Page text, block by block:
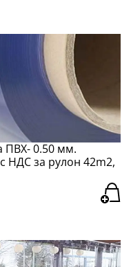
ПВХ- 0.50 мм.
НДС за рулон 42m2,